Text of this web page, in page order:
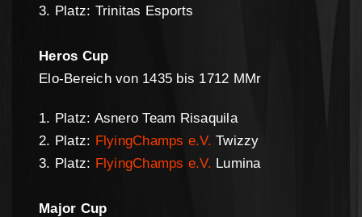
3. Platz: Trinitas Esports
Heros Cup
Elo-Bereich von 1435 bis 1712 MMr
1. Platz: Asnero Team Risaquila
2. Platz: FlyingChamps e.V. Twizzy
3. Platz: FlyingChamps e.V. Lumina
Major Cup